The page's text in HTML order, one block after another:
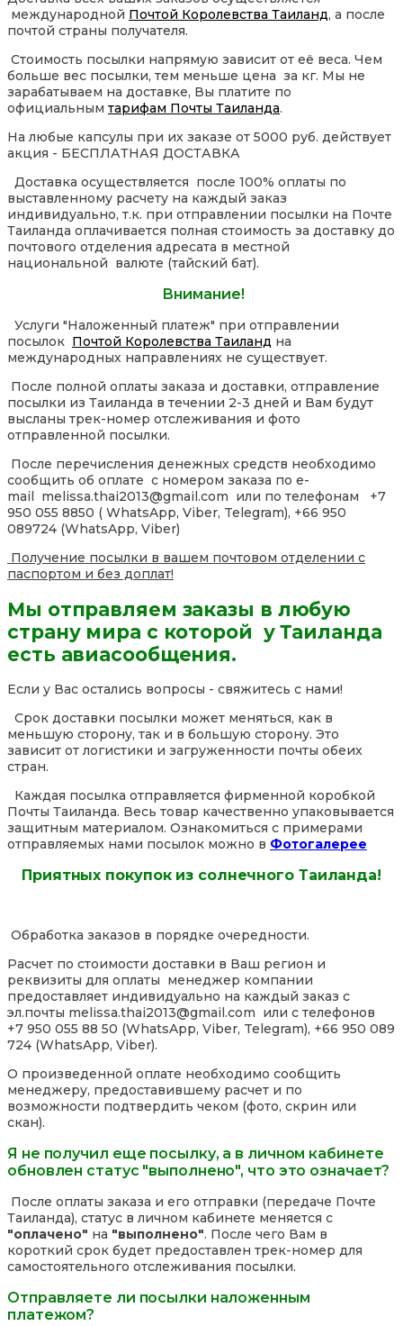
международной Почтой Королевства Таиланд, а после
почтой страны получателя.
Стоимость посылки напрямую зависит от её веса. Чем
больше вес посылки, тем меньше цена за кг. Мы не
зарабатываем на доставке, Вы платите по
официальным тарифам Почты Таиланда.
На любые капсулы при их заказе от 5000 руб. действует
акция - БЕСПЛАТНАЯ ДОСТАВКА
Доставка осуществляется после 100% оплаты по
выставленному расчету на каждый заказ
индивидуально, т.к. при отправлении посылки на Почте
Таиланда оплачивается полная стоимость за доставку до
почтового отделения адресата в местной
национальной валюте (тайский бат).
Внимание!
Услуги "Наложенный платеж" при отправлении
посылок Почтой Королевства Таиланд на
международных направлениях не существует.
После полной оплаты заказа и доставки, отправление
посылки из Таиланда в течении 2-3 дней и Вам будут
высланы трек-номер отслеживания и фото
отправленной посылки.
После перечисления денежных средств необходимо
сообщить об оплате с номером заказа по e-
mail melissa.thai2013@gmail.com или по телефонам +7
950 055 8850 ( WhatsApp, Viber, Telegram), +66 950
089724 (WhatsApp, Viber)
Получение посылки в вашем почтовом отделении с
паспортом и без доплат!
Мы отправляем заказы в любую
страну мира с которой у Таиланда
есть авиасообщения.
Если у Вас остались вопросы - свяжитесь с нами!
Срок доставки посылки может меняться, как в
меньшую сторону, так и в большую сторону. Это
зависит от логистики и загруженности почты обеих
стран.
Каждая посылка отправляется фирменной коробкой
Почты Таиланда. Весь товар качественно упаковывается
защитным материалом. Ознакомиться с примерами
отправляемых нами посылок можно в Фотогалерее
Приятных покупок из солнечного Таиланда!
Обработка заказов в порядке очередности.
Расчет по стоимости доставки в Ваш регион и
реквизиты для оплаты менеджер компании
предоставляет индивидуально на каждый заказ с
эл.почты melissa.thai2013@gmail.com или с телефонов
+7 950 055 88 50 (WhatsApp, Viber, Telegram), +66 950 089
724 (WhatsApp, Viber).
О произведенной оплате необходимо сообщить
менеджеру, предоставившему расчет и по
возможности подтвердить чеком (фото, скрин или
скан).
Я не получил еще посылку, а в личном кабинете
обновлен статус "выполнено", что это означает?
После оплаты заказа и его отправки (передаче Почте
Таиланда), статус в личном кабинете меняется с
"оплачено" на "выполнено". После чего Вам в
короткий срок будет предоставлен трек-номер для
самостоятельного отслеживания посылки.
Отправляете ли посылки наложенным
платежом?